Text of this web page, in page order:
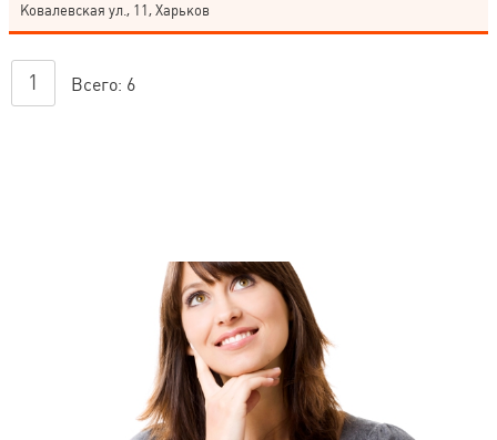
Ковалевская ул., 11, Харьков
1 Всего: 6